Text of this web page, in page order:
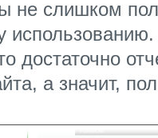
не слишком
достаточно
а значит,